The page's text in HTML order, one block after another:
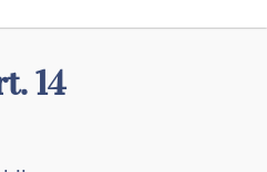
14